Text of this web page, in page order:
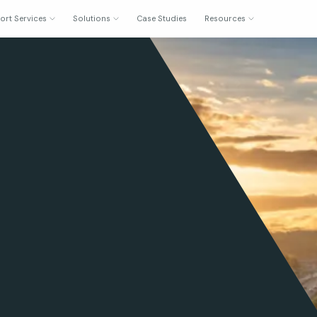
Services Solutions Case Studies Resources